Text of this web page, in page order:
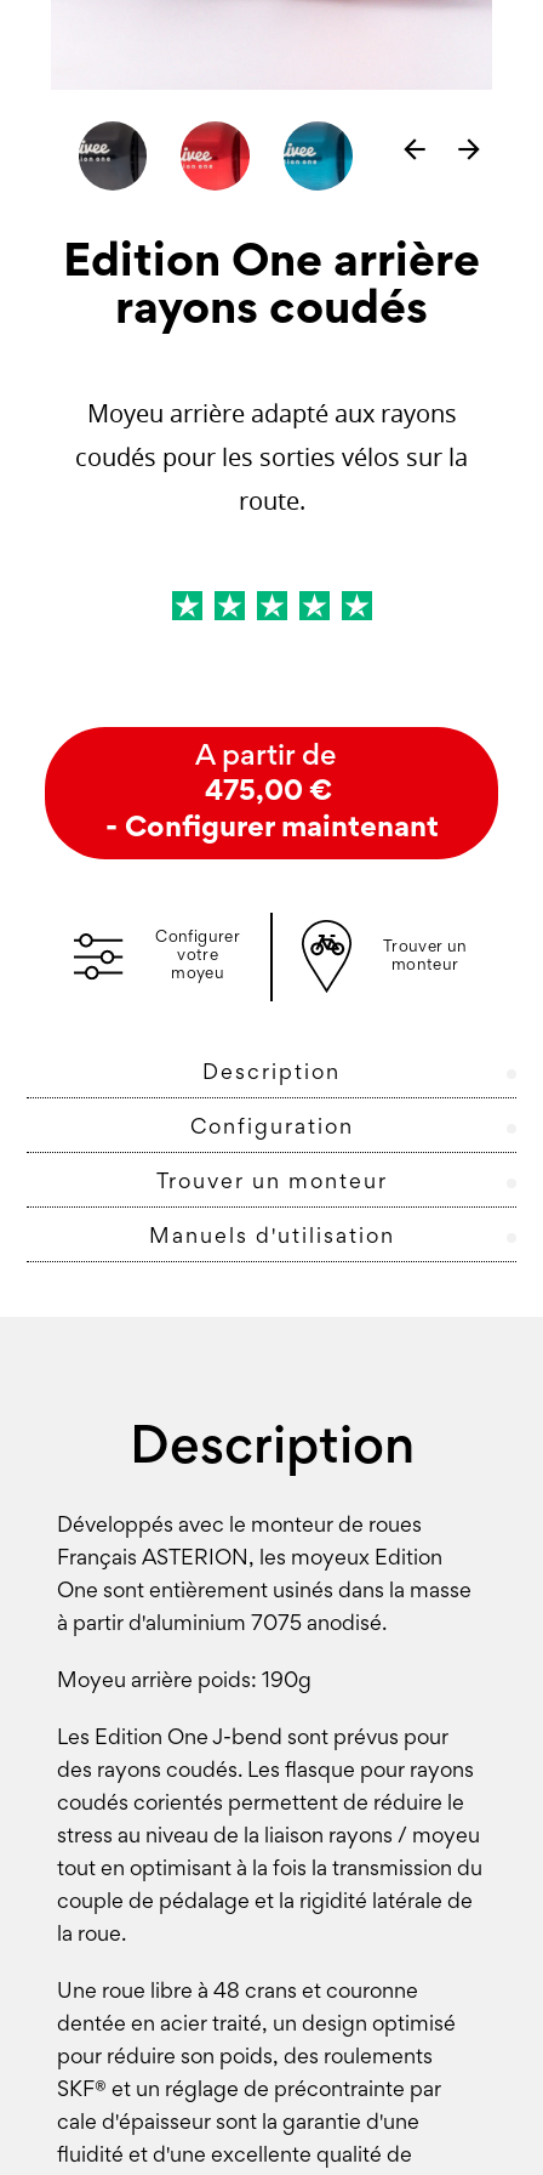
arrow_back arrow_forward
Edition One arrière
rayons coudés
Moyeu arrière adapté aux rayons
coudés pour les sorties vélos sur la
route.
A partir de
475,00 €
- Configurer maintenant
Configurer
votre
moyeu
Trouver un
monteur
Description
Configuration
Trouver un monteur
Manuels d'utilisation
Description
Développés avec le monteur de roues
Français ASTERION, les moyeux Edition
One sont entièrement usinés dans la masse
à partir d'aluminium 7075 anodisé.
Moyeu arrière poids: 190g
Les Edition One J-bend sont prévus pour
des rayons coudés. Les flasque pour rayons
coudés corientés permettent de réduire le
stress au niveau de la liaison rayons / moyeu
tout en optimisant à la fois la transmission du
couple de pédalage et la rigidité latérale de
la roue.
Une roue libre à 48 crans et couronne
dentée en acier traité, un design optimisé
pour réduire son poids, des roulements
SKF® et un réglage de précontrainte par
cale d'épaisseur sont la garantie d'une
fluidité et d'une excellente qualité de